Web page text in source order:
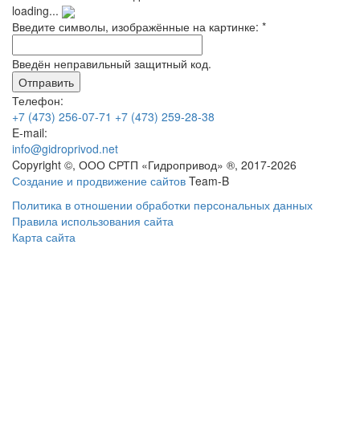
loading...
Введите символы, изображённые на картинке: *
Введён неправильный защитный код.
Телефон:
+7 (473) 256-07-71 +7 (473) 259-28-38
E-mail:
info@gidroprivod.net
Copyright ©, ООО СРТП «Гидропривод» ®, 2017-2026
Создание и продвижение сайтов Team-B
Политика в отношении обработки персональных данных
Правила использования сайта
Карта сайта